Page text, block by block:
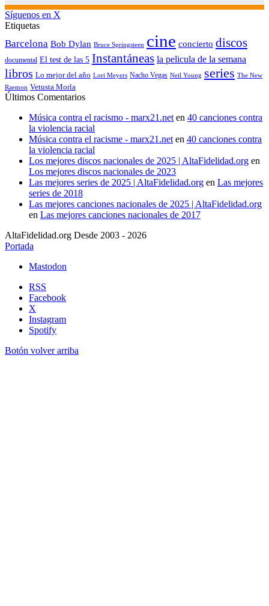
Síguenos en X
Etiquetas
Barcelona Bob Dylan Bruce Springsteen cine concierto discos
documental El test de las 5 Instantáneas la pelicula de la semana
libros Lo mejor del año Lori Meyers Nacho Vegas Neil Young series The New
Raemon Vetusta Morla
Últimos Comentarios
Música contra el racismo - marx21.neten 40 canciones contra
la violencia racial
Música contra el racisme - marx21.neten 40 canciones contra
la violencia racial
Los mejores discos nacionales de 2025 | AltaFidelidad.org en
Los mejores discos nacionales de 2023
Las mejores series de 2025 | AltaFidelidad.org en Las mejores
series de 2018
Las mejores canciones nacionales de 2025 | AltaFidelidad.org
en Las mejores canciones nacionales de 2017
AltaFidelidad.org Desde 2003 - 2026
Portada
Mastodon
RSS
Facebook
X
Instagram
Spotify
Botón volver arriba